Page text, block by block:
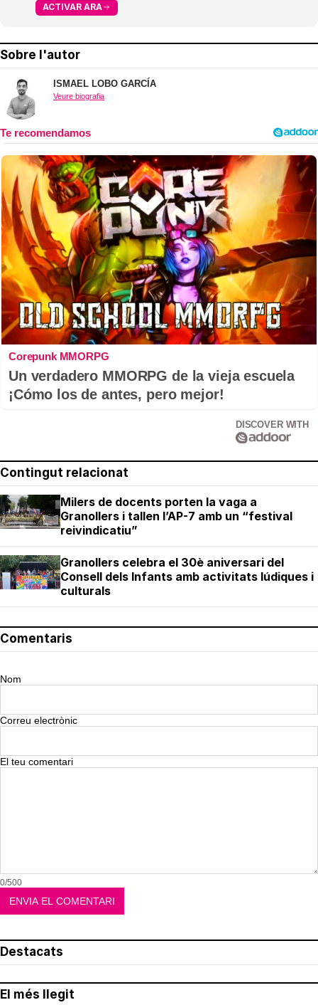
ACTIVAR ARA
Sobre l'autor
ISMAEL LOBO GARCÍA
Veure biografia
Corepunk MMORPG
Un verdadero MMORPG de la vieja escuela
¡Cómo los de antes, pero mejor!
DISCOVER WITH
Contingut relacionat
Milers de docents porten la vaga a
Granollers i tallen l’AP-7 amb un “festival
reivindicatiu”
Granollers celebra el 30è aniversari del
Consell dels Infants amb activitats lúdiques i
culturals
Comentaris
Nom
Correu electrònic
El teu comentari
0/500
Destacats
El més llegit